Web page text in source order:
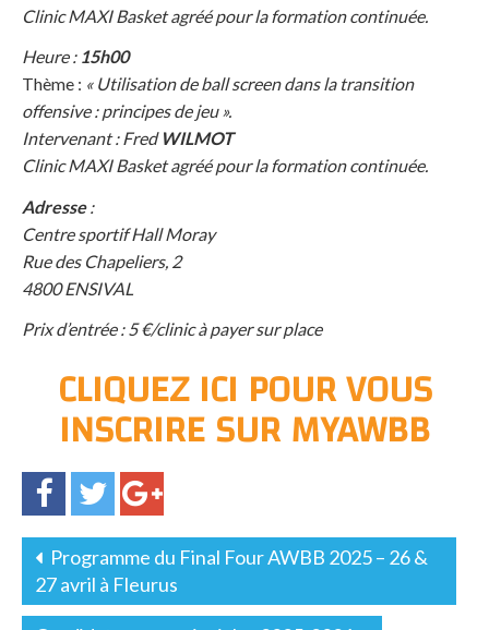
Clinic MAXI Basket agréé pour la formation continuée.
Heure : 15h00
Thème : « Utilisation de ball screen dans la transition
offensive : principes de jeu ».
Intervenant : Fred WILMOT
Clinic MAXI Basket agréé pour la formation continuée.
Adresse:
Centre sportif Hall Moray
Rue des Chapeliers, 2
4800 ENSIVAL
Prix d’entrée : 5 €/clinic à payer sur place
CLIQUEZ ICI POUR VOUS
INSCRIRE SUR MYAWBB
Programme du Final Four AWBB 2025 – 26 &
27 avril à Fleurus